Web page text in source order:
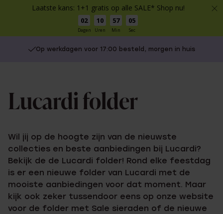
Laatste kans: 1+1 gratis op alle SALE* Shop nu!
02
Dagen
10
Uren
57
Min
05
Sec
Op werkdagen voor 17:00 besteld, morgen in huis
Lucardi folder
Wil jij op de hoogte zijn van de nieuwste
collecties en beste aanbiedingen bij Lucardi?
Bekijk de de Lucardi folder! Rond elke feestdag
is er een nieuwe folder van Lucardi met de
mooiste aanbiedingen voor dat moment. Maar
kijk ook zeker tussendoor eens op onze website
voor de folder met Sale sieraden of de nieuwe